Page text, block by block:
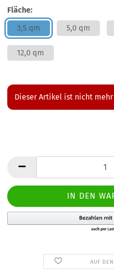
Fläche:
3,5 qm
5,0 qm
12,0 qm
Dieser Artikel ist nicht
AUF